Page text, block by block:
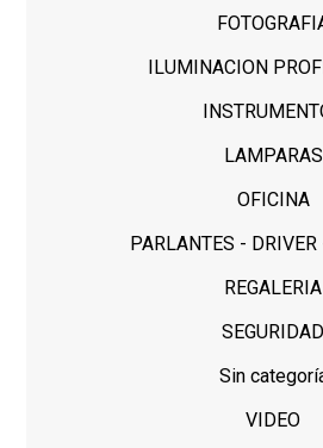
ILUMINACION
LAMPARAS
OFICINA
PARLANTES - DRIVER
REGALERIA
SEGURIDAD
Sin
VIDEO